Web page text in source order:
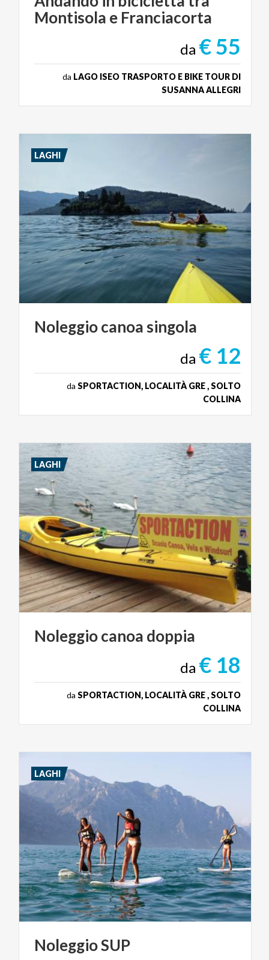
Montisola e Franciacorta
da € 55
da LAGO ISEO TRASPORTO E BIKE TOUR DI
SUSANNA ALLEGRI
Noleggiocanoa singola
da € 12
da SPORTACTION, LOCALITÀ GRE , SOLTO
COLLINA
LAGHI
Noleggiocanoa doppia
da € 18
da SPORTACTION, LOCALITÀ GRE , SOLTO
COLLINA
LAGHI
NoleggioSUP
LAGHI